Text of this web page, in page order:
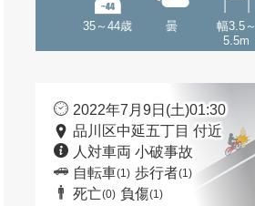
35～44歳 曇
幅3.5～
5.5m
2022年7月9日(土)01:30
品川区中延五丁目 付近
人対車両 小破事故
自転車(1) 歩行者(1)
死亡(0) 負傷(1)